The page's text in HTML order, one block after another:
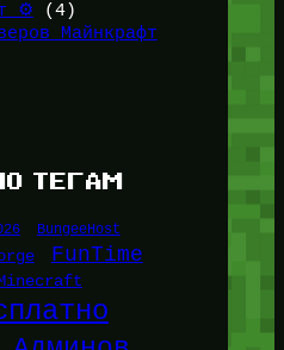
⚙️ (4)
Майнкрафт
ТЕГАМ
BungeeHost
FunTime